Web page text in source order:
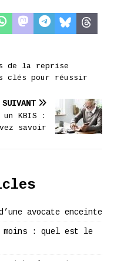
de la reprise
clés pour réussir
SUIVANT
KBIS :
savoir
avocate enceinte
moins : quel est le